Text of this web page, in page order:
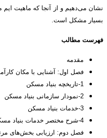
نشان می‌دهیم و از آنجا که ماهیت ایم
بسیار مشکل است.
فهرست مطالب
مقدمه
فصل اول: آشنایی با مکان
1-تاریخچه بنیاد مسکن
2-نمودار سازمانی بنیاد مسکن
3-خدمات بنیاد مسکن
4-شرح مختصر خدمات بنیاد مسکن
فصل دوم: ارزیابی بخش‌های